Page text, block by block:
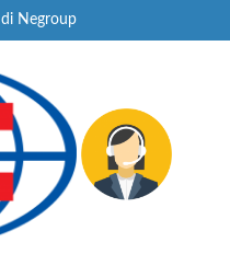
Negroup